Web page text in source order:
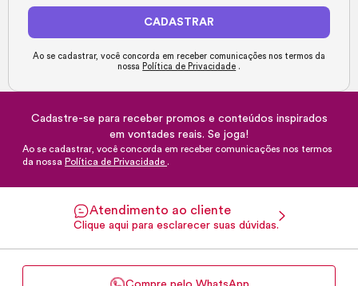
CADASTRAR
Ao se cadastrar, você concorda em receber comunicações nos termos da
nossa Política de Privacidade .
Cadastre-se para receber promos e conteúdos inspirados
em vontades reais. Se joga!
Ao se cadastrar, você concorda em receber comunicações nos termos
da nossa Política de Privacidade .
Atendimento ao cliente
Clique aqui para esclarecer suas dúvidas.